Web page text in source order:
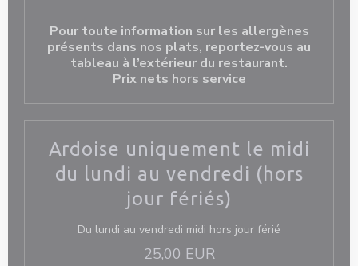
Pour toute information sur les allergènes
présents dans nos plats, reportez-vous au
tableau à l’extérieur du restaurant.
Prix nets hors service
Ardoise uniquement le midi
du lundi au vendredi (hors
jour fériés)
Du lundi au vendredi midi hors jour férié
25,00 EUR